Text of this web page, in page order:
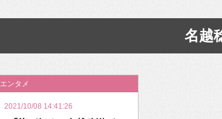
【次世代の没入感と生産性】VITURE Luma Ultra･･･
挫折率8割の壁をAIで突破。ジャストシステム、”自分が
2026年のバレンタインは「自分で作って、想いを渡す
名越
エンタメ
2021/10/08 14:41:26